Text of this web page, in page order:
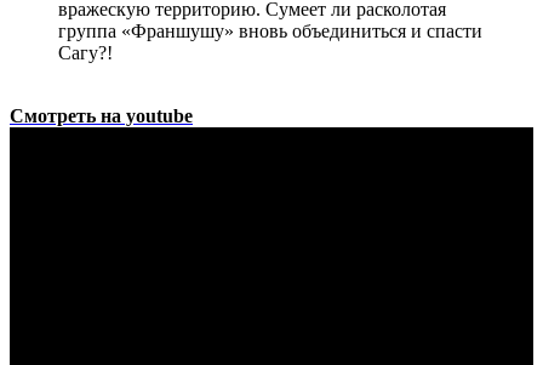
вражескую территорию. Сумеет ли расколотая
группа «Франшушу» вновь объединиться и спасти
Сагу?!
Смотреть на youtube